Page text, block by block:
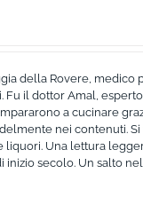
della Rovere, medico
Fu il dottor Amal,
a cucinare
nei contenuti.
liquori. Una lettura
inizio secolo. Un salto